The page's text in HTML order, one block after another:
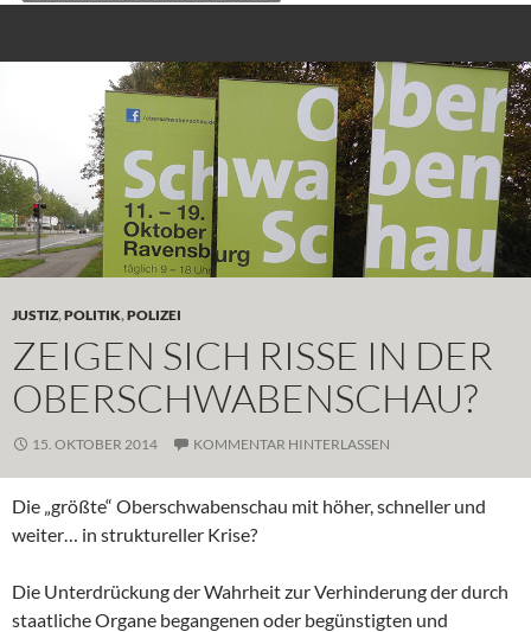
JUSTIZ,POLITIK,POLIZEI
ZEIGEN SICH RISSE IN DER
OBERSCHWABENSCHAU?
15. OKTOBER 2014 KOMMENTAR HINTERLASSEN
Die „größte“ Oberschwabenschau mit höher, schneller und
weiter… in struktureller Krise?
Die Unterdrückung der Wahrheit zur Verhinderung der durch
staatliche Organe begangenen oder begünstigten und